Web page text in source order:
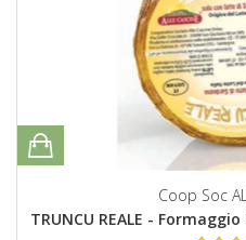
Coop Soc
TRUNCU REALE -